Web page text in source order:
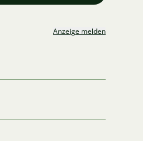
Anzeige melden